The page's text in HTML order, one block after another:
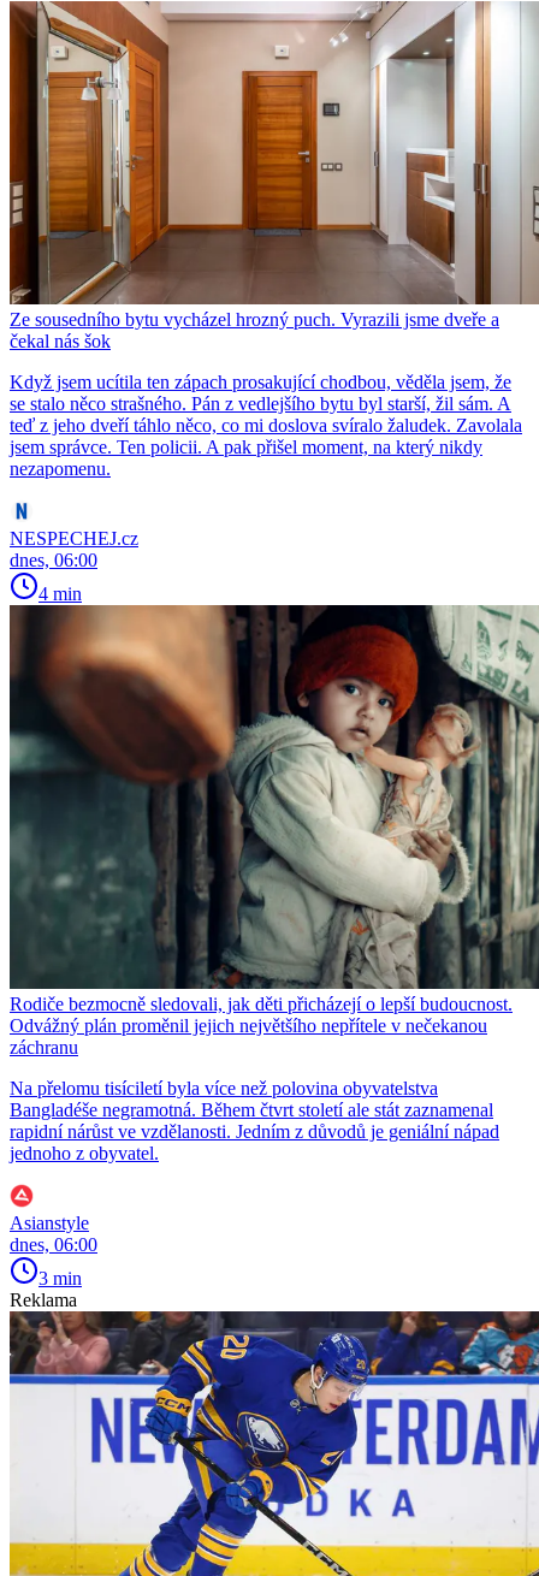
Ze sousedního bytu vycházel hrozný puch. Vyrazili jsme dveře a
čekal nás šok
Když jsem ucítila ten zápach prosakující chodbou, věděla jsem, že
se stalo něco strašného. Pán z vedlejšího bytu byl starší, žil sám. A
teď z jeho dveří táhlo něco, co mi doslova svíralo žaludek. Zavolala
jsem správce. Ten policii. A pak přišel moment, na který nikdy
nezapomenu.
NESPECHEJ.cz
dnes, 06:00
4 min
Rodiče bezmocně sledovali, jak děti přicházejí o lepší budoucnost.
Odvážný plán proměnil jejich největšího nepřítele v nečekanou
záchranu
Na přelomu tisíciletí byla více než polovina obyvatelstva
Bangladéše negramotná. Během čtvrt století ale stát zaznamenal
rapidní nárůst ve vzdělanosti. Jedním z důvodů je geniální nápad
jednoho z obyvatel.
Asianstyle
dnes, 06:00
3 min
Reklama